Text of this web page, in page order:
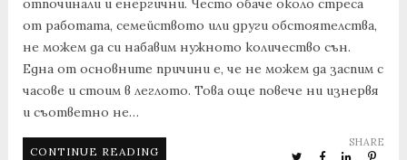
отпочинали и енергични. Често обаче около стреса
от работата, семейството или други обстоятелства,
не можем да си набавим нужното количество сън.
Една от основните причини е, че не можем да заспим с
часове и стоим в леглото. Това още повече ни изнервя
и съответно не…
CONTINUE READING
SHARE